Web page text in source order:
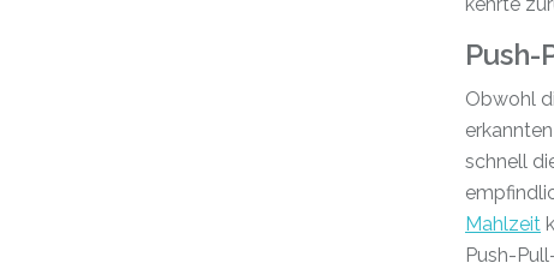
Obwohl
schnell
Mahlzeit
Push-